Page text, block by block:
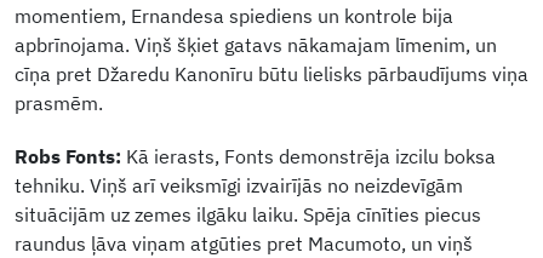
momentiem, Ernandesa spiediens un kontrole bija
apbrīnojama. Viņš šķiet gatavs nākamajam līmenim, un
cīņa pret Džaredu Kanonīru būtu lielisks pārbaudījums viņa
prasmēm.
Robs Fonts: Kā ierasts, Fonts demonstrēja izcilu boksa
tehniku. Viņš arī veiksmīgi izvairījās no neizdevīgām
situācijām uz zemes ilgāku laiku. Spēja cīnīties piecus
raundus ļāva viņam atgūties pret Macumoto, un viņš